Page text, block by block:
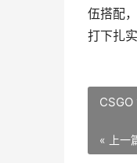
伍搭配
打下扎实
« 上一